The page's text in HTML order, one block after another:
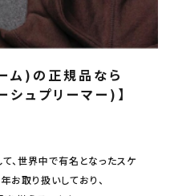
)の正規品なら
ュプリーマー)】
、世界中で有名となったスケ
お取り扱いしており、